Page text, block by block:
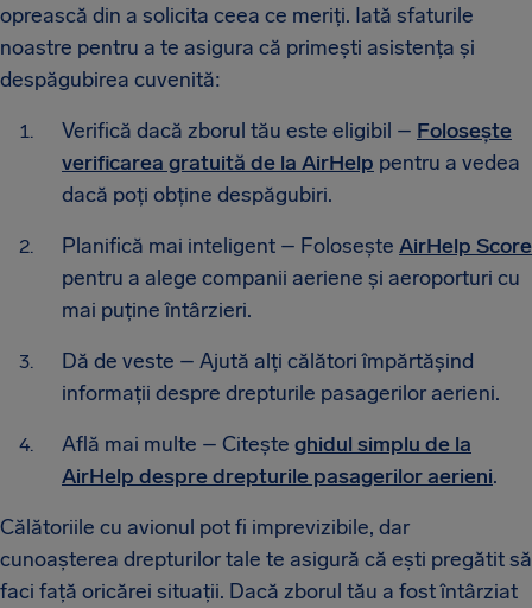
oprească din a solicita ceea ce meriți. Iată sfaturile
noastre pentru a te asigura că primești asistența și
despăgubirea cuvenită:
Verifică dacă zborul tău este eligibil – Folosește
verificarea gratuită de la AirHelp pentru a vedea
dacă poți obține despăgubiri.
Planifică mai inteligent – Folosește AirHelp Score
pentru a alege companii aeriene și aeroporturi cu
mai puține întârzieri.
Dă de veste – Ajută alți călători împărtășind
informații despre drepturile pasagerilor aerieni.
Află mai multe – Citește ghidul simplu de la
AirHelp despre drepturile pasagerilor aerieni.
Călătoriile cu avionul pot fi imprevizibile, dar
cunoașterea drepturilor tale te asigură că ești pregătit să
faci față oricărei situații. Dacă zborul tău a fost întârziat